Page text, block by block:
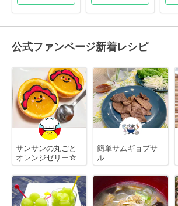
公式ファンページ新着レシピ
サンサンの丸ごと
オレンジゼリー☆
簡単サムギョプサ
ル